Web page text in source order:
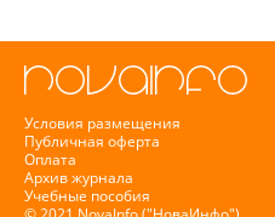
Условия размещения
Публичная оферта
Оплата
Архив журнала
Учебные пособия